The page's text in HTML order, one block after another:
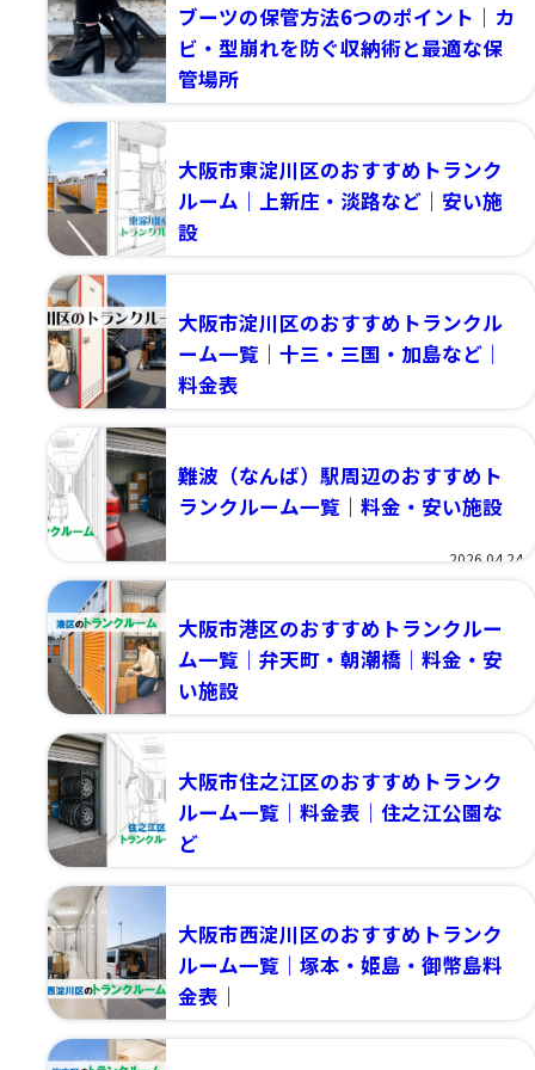
ブーツの保管方法6つのポイント｜カ
ビ・型崩れを防ぐ収納術と最適な保
管場所
大阪市東淀川区のおすすめトランク
ルーム｜上新庄・淡路など｜安い施
設
大阪市淀川区のおすすめトランクル
ーム一覧｜十三・三国・加島など｜
料金表
難波（なんば）駅周辺のおすすめト
ランクルーム一覧｜料金・安い施設
2026.04.24
大阪市港区のおすすめトランクルー
ム一覧｜弁天町・朝潮橋｜料金・安
い施設
大阪市住之江区のおすすめトランク
ルーム一覧｜料金表｜住之江公園な
ど
大阪市西淀川区のおすすめトランク
ルーム一覧｜塚本・姫島・御幣島料
金表｜